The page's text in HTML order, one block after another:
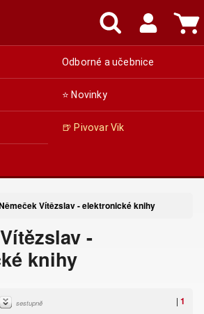
Odborné a učebnice
⭐ Novinky
🍺 Pivovar Vik
Vítězslav - elektronické knihy
-
knihy
| 1
sestupně